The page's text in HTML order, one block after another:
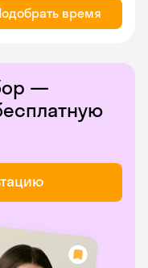
время
—